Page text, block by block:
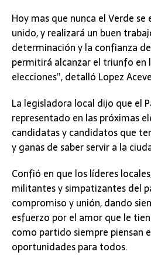
Hoy mas que nunca el Verde
unido, y realizará un buen
determinación y la confianza
permitirá alcanzar el triunfo en
elecciones”, detalló Lopez
La legisladora local dijo que el
representado en las próximas
candidatas y candidatos que
y ganas de saber servir a la
Confió en que los líderes
militantes y simpatizantes del
compromiso y unión, dando
esfuerzo por el amor que le
como partido siempre piensan
oportunidades para todos.